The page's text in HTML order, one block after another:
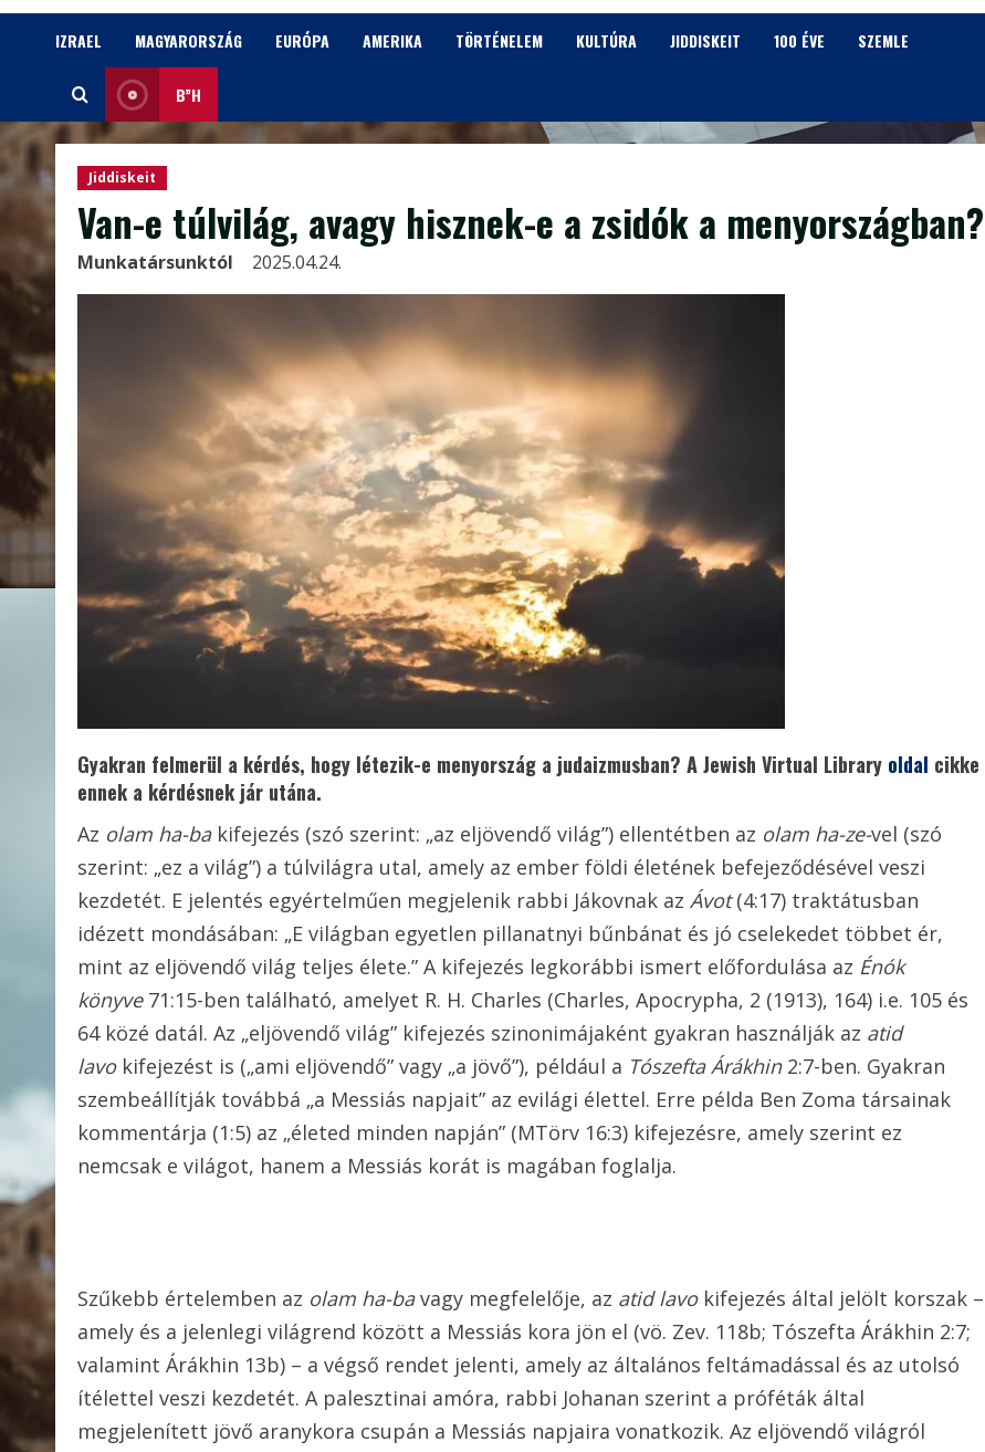
IZRAEL MAGYARORSZÁG EURÓPA AMERIKA TÖRTÉNELEM KULTÚRA JIDDISKEIT 100 ÉVE SZEMLE
B”H
Jiddiskeit
Van-e túlvilág, avagy hisznek-e a zsidók a menyországban?
Munkatársunktól 2025.04.24.
Gyakran felmerül a kérdés, hogy létezik-e menyország a judaizmusban? A Jewish Virtual Library oldal cikke
ennek a kérdésnek jár utána.
Az olam ha-bakifejezés (szó szerint: „az eljövendő világ”) ellentétben az olam ha-ze-vel (szó
szerint: „ez a világ”) a túlvilágra utal, amely az ember földi életének befejeződésével veszi
kezdetét. E jelentés egyértelműen megjelenik rabbi Jákovnak az Ávot(4:17) traktátusban
idézett mondásában: „E világban egyetlen pillanatnyi bűnbánat és jó cselekedet többet ér,
mint az eljövendő világ teljes élete.” A kifejezés legkorábbi ismert előfordulása az Énók
könyve71:15-ben található, amelyet R. H. Charles (Charles, Apocrypha, 2 (1913), 164) i.e. 105 és
64 közé datál. Az „eljövendő világ” kifejezés szinonimájaként gyakran használják az atid
lavokifejezést is („ami eljövendő” vagy „a jövő”), például a Tószefta Árákhin2:7-ben. Gyakran
szembeállítják továbbá „a Messiás napjait” az evilági élettel. Erre példa Ben Zoma társainak
kommentárja (1:5) az „életed minden napján” (MTörv 16:3) kifejezésre, amely szerint ez
nemcsak e világot, hanem a Messiás korát is magában foglalja.
Szűkebb értelemben az olam ha-bavagy megfelelője, az atid lavokifejezés által jelölt korszak –
amely és a jelenlegi világrend között a Messiás kora jön el (vö. Zev. 118b; Tószefta Árákhin 2:7;
valamint Árákhin 13b) – a végső rendet jelenti, amely az általános feltámadással és az utolsó
ítélettel veszi kezdetét. A palesztinai amóra, rabbi Johanan szerint a próféták által
megjelenített jövő aranykora csupán a Messiás napjaira vonatkozik. Az eljövendő világról